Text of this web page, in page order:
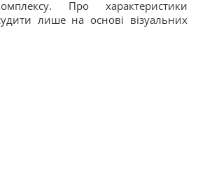
Про характеристики
лише на основі візуальних